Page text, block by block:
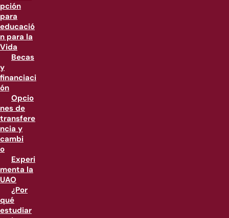
pción
para
educació
n para la
Vida
Becas
y
financiaci
ón
Opcio
nes de
transfere
ncia y
cambi
o
Experi
menta la
UAO
¿Por
qué
estudiar